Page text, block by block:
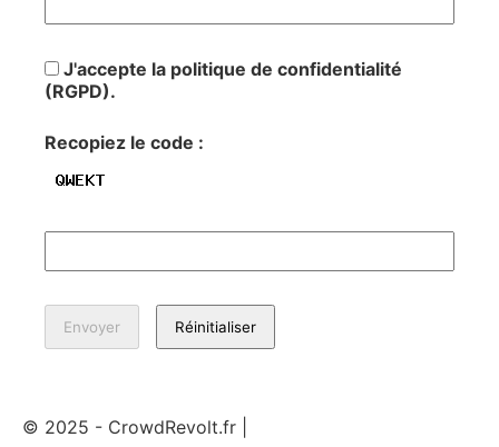
J'accepte la politique de confidentialité
(RGPD).
Recopiez le code :
© 2025 - CrowdRevolt.fr |